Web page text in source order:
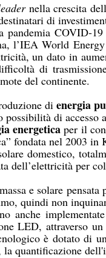
nella crescita
di
pandemia COVID-
l’IEA World
un dato in
di
del continente.
di energia
di accesso
energetica per il
fondata nel 2003 in
domestico,
dell’elettricità per
e solare
quindi non
anche
LED, attraverso
è dotato di
quantificazione